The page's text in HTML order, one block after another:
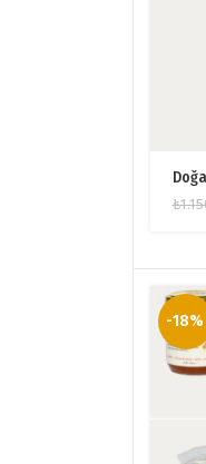
₺
-18%